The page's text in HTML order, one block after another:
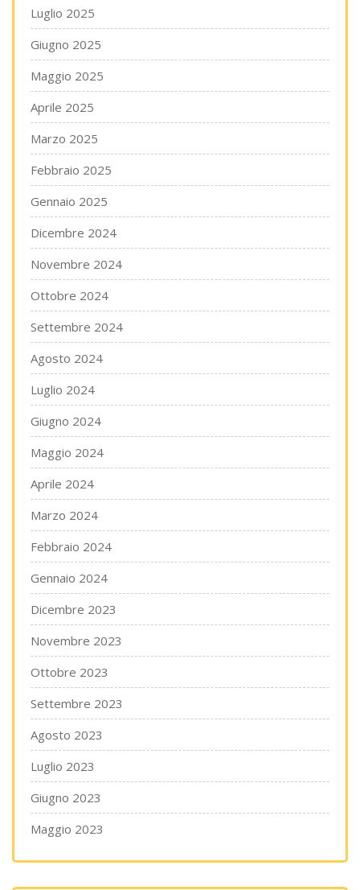
Luglio 2025
Giugno 2025
Maggio 2025
Aprile 2025
Marzo 2025
Febbraio 2025
Gennaio 2025
Dicembre 2024
Novembre 2024
Ottobre 2024
Settembre 2024
Agosto 2024
Luglio 2024
Giugno 2024
Maggio 2024
Aprile 2024
Marzo 2024
Febbraio 2024
Gennaio 2024
Dicembre 2023
Novembre 2023
Ottobre 2023
Settembre 2023
Agosto 2023
Luglio 2023
Giugno 2023
Maggio 2023